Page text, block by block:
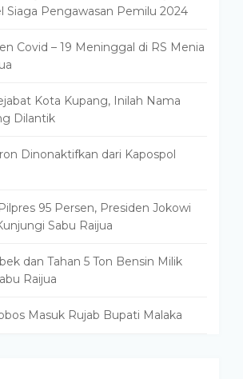
Siaga Pengawasan Pemilu 2024
Covid – 19 Meninggal di RS Menia
Kota Kupang, Inilah Nama
Dilantik
Dinonaktifkan dari Kapospol
95 Persen, Presiden Jokowi
Sabu Raijua
dan Tahan 5 Ton Bensin Milik
Raijua
Masuk Rujab Bupati Malaka